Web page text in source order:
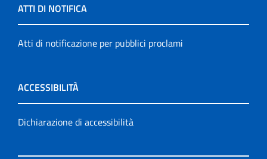
ATTI DI NOTIFICA
Atti di notificazione per pubblici proclami
ACCESSIBILITÀ
Dichiarazione di accessibilità